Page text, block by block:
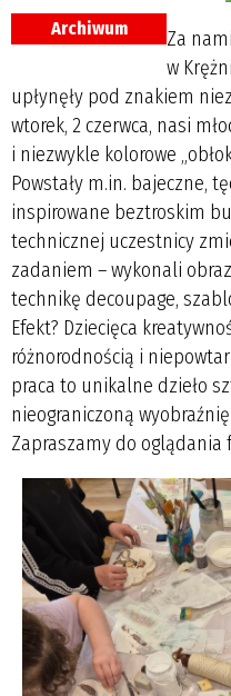
Archiwum
Za
w
upłynęły pod znakiem
wtorek, 2 czerwca, nasi
i niezwykle kolorowe
Powstały m.in. bajeczne,
inspirowane beztroskim
technicznej uczestnicy
zadaniem – wykonali
technikę decoupage,
Efekt? Dziecięca
różnorodnością i
praca to unikalne dzieło
nieograniczoną
Zapraszamy do oglądania